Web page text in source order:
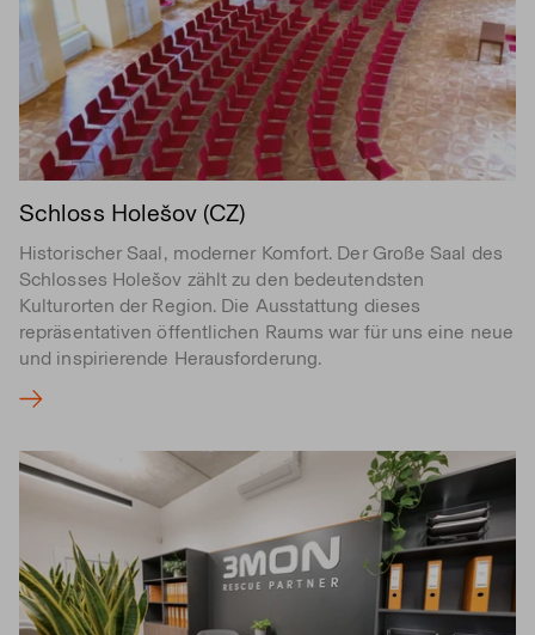
Schloss Holešov (CZ)
Historischer Saal, moderner Komfort. Der Große Saal des
Schlosses Holešov zählt zu den bedeutendsten
Kulturorten der Region. Die Ausstattung dieses
repräsentativen öffentlichen Raums war für uns eine neue
und inspirierende Herausforderung.